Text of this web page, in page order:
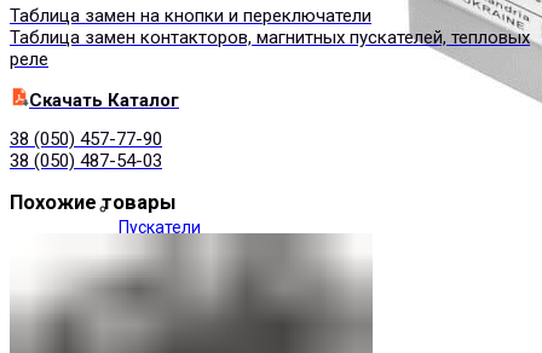
Пускатели
Таблица замен на кнопки и переключатели
Таблица замен контакторов, магнитных пускателей, тепловых
реле
Cкачать Каталог
38 (050) 457-77-90
38 (050) 487-54-03
Похожие товары